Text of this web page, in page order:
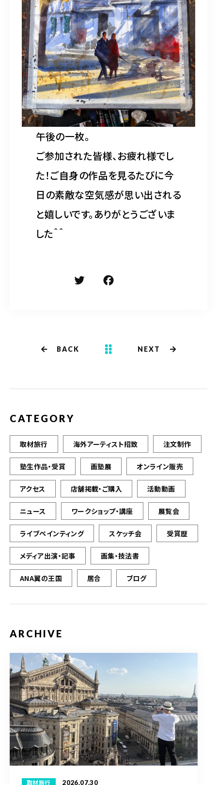
午後の一枚。
ご参加された皆様、お疲れ様でし
た！ご自身の作品を見るたびに今
日の素敵な空気感が思い出される
と嬉しいです。ありがとうございま
した＾＾
k
BACK NEXT
CATEGORY
取材旅行 海外アーティスト招致 注文制作
塾生作品・受賞 画塾展 オンライン販売
アクセス 店舗掲載・ご購入 活動動画
ニュース ワークショップ・講座 展覧会
ライブペインティング スケッチ会 受賞歴
メディア出演・記事 画集・技法書
ANA翼の王国 居合 ブログ
ARCHIVE
取材旅行 2026.07.30